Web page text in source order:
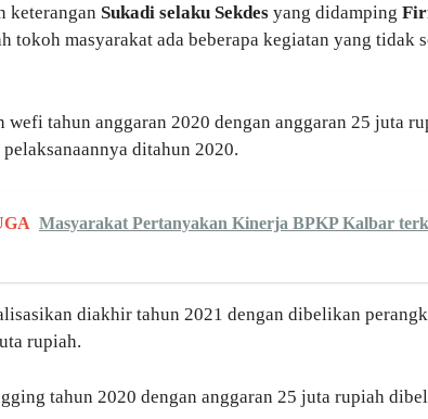
keterangan Sukadi selaku Sekdes yang didamping
tokoh masyarakat ada beberapa kegiatan yang tidak
wefi tahun anggaran 2020 dengan anggaran 25 juta
pelaksanaannya ditahun 2020.
Masyarakat Pertanyakan Kinerja BPKP Kalbar
diakhir tahun 2021 dengan dibelikan
rupiah.
tahun 2020 dengan anggaran 25 juta rupiah